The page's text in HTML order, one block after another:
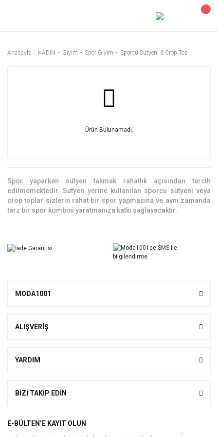
Anasayfa KADIN Giyim Spor Giyim Sporcu Sütyeni & Crop Top
Ürün Bulunamadı.
Spor yaparken sütyen takmak rahatlık açısından tercih
edilmemektedir. Sütyen yerine kullanılan sporcu sütyeni veya
crop toplar sizlerin rahat bir spor yapmasına ve aynı zamanda
tarz bir spor kombini yaratmanıza katkı sağlayacaktır.
MODA1001
ALIŞVERİŞ
YARDIM
BİZİ TAKİP EDİN
E-BÜLTEN’E KAYIT OLUN